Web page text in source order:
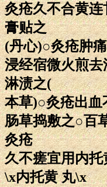
灸疮久不合黄
膏贴之
(丹心)○灸疮肿
浸经宿微火煎
淋渍之(
本草)○灸疮出
肠草捣敷之○百
灸疮
久不瘥宜用内
\x内托黄 丸\x